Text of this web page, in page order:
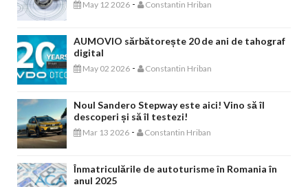
May 12 2026 - Constantin Hriban
AUMOVIO sărbătorește 20 de ani de tahograf
digital
May 02 2026 - Constantin Hriban
Noul Sandero Stepway este aici! Vino să îl
descoperi și să îl testezi!
Mar 13 2026 - Constantin Hriban
Înmatriculările de autoturisme în Romania în
anul 2025